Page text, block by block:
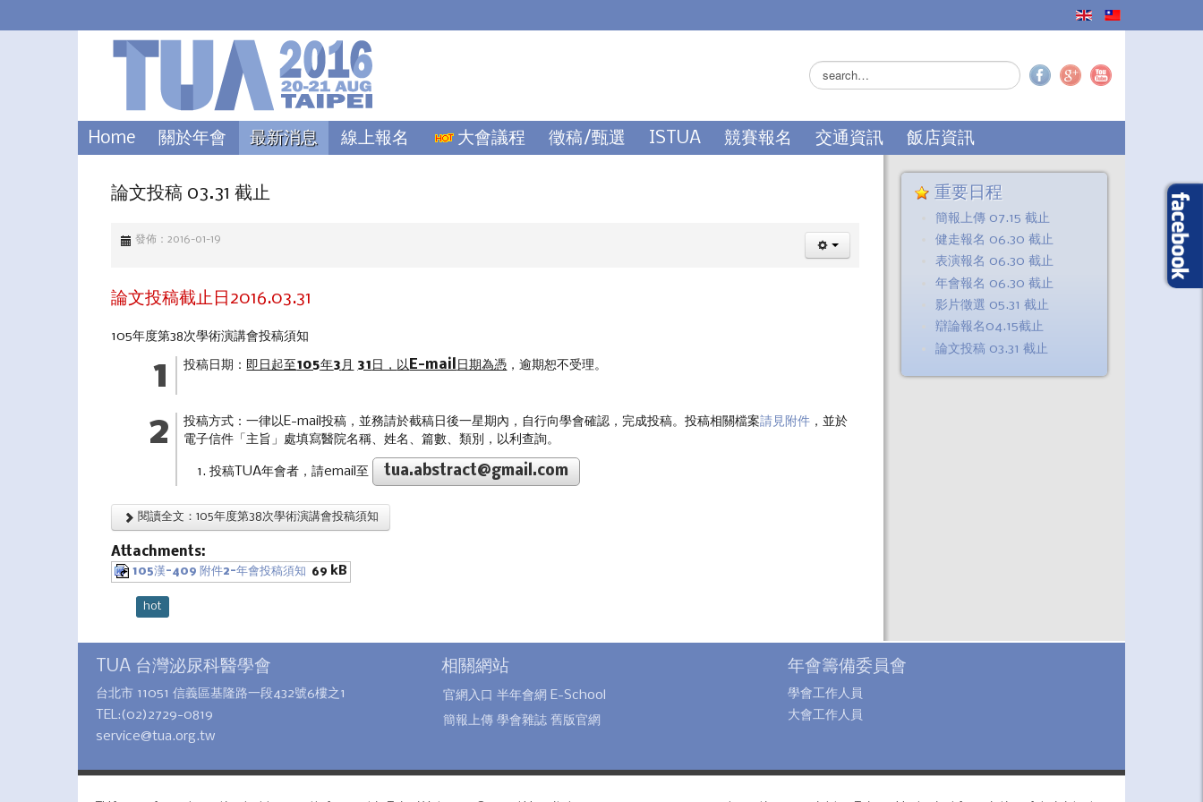
搜
尋...
Home 關於年會 最新消息 線上報名 大會議程 徵稿/甄選 ISTUA 競賽報名 交通資訊 飯店資訊
論文投稿 03.31 截止
發佈：2016-01-19
論文投稿截止日2016.03.31
105年度第38次學術演講會投稿須知
投稿日期： 即日起至105年3月 31 日， 以 E-mail 日期為憑 ，逾期恕不受理。
投稿方式：一律以E-mail投稿，並務請於截稿日後一星期內，自行向學會確認，完成投稿。投稿相關檔案請見附件 ，並於
電子信件「主旨」處填寫醫院名稱、姓名、篇數、類別，以利查詢。
投稿TUA年會者，請email至 tua.abstract@gmail.com
閱讀全文：105年度第38次學術演講會投稿須知
Attachments:
105漢-409 附件2-年會投稿須知 69 kB
hot
重要日程
簡報上傳 07.15 截止
健走報名 06.30 截止
表演報名 06.30 截止
年會報名 06.30 截止
影片徵選 05.31 截止
辯論報名04.15截止
論文投稿 03.31 截止
TUA 台灣泌尿科醫學會
台北市 11051 信義區基隆路一段432號6樓之1
TEL:(02)2729-0819
service@tua.org.tw
相關網站
官網入口 半年會網 E-School
簡報上傳 學會雜誌 舊版官網
年會籌備委員會
學會工作人員
大會工作人員